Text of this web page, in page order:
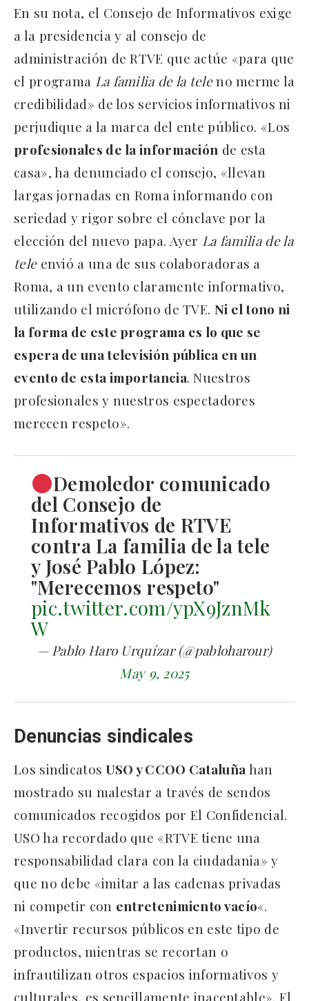
En su nota, el Consejo de Informativos exige
a la presidencia y al consejo de
administración de RTVE que actúe «para que
el programa La familia de la teleno merme la
credibilidad» de los servicios informativos ni
perjudique a la marca del ente público. «Los
profesionales de la información de esta
casa», ha denunciado el consejo, «llevan
largas jornadas en Roma informando con
seriedad y rigor sobre el cónclave por la
elección del nuevo papa. Ayer La familia de la
teleenvió a una de sus colaboradoras a
Roma, a un evento claramente informativo,
utilizando el micrófono de TVE. Ni el tono ni
la forma de este programa es lo que se
espera de una televisión pública en un
evento de esta importancia. Nuestros
profesionales y nuestros espectadores
merecen respeto».
Demoledor comunicado
del Consejo de
Informativos de RTVE
contra La familia de la tele
y José Pablo López:
"Merecemos respeto"
pic.twitter.com/ypX9JznMk
W
— Pablo Haro Urquízar (@pabloharour)
May 9, 2025
Denuncias sindicales
Los sindicatos USO y CCOO Cataluña han
mostrado su malestar a través de sendos
comunicados recogidos por El Confidencial.
USO ha recordado que «RTVE tiene una
responsabilidad clara con la ciudadania» y
que no debe «imitar a las cadenas privadas
ni competir con entretenimiento vacío«.
«Invertir recursos públicos en este tipo de
productos, mientras se recortan o
infrautilizan otros espacios informativos y
culturales, es sencillamente inaceptable». El